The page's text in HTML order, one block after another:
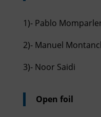
1)- Pablo
2)- Manuel
3)- Noor Saidi
Open foil